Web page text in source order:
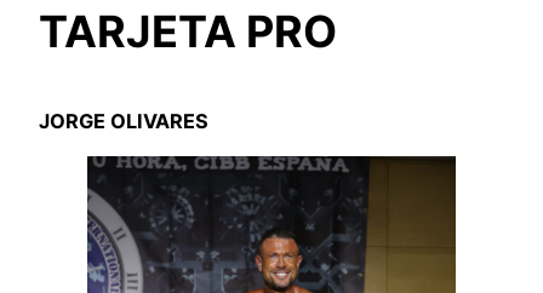
TARJETA PRO
JORGE OLIVARES